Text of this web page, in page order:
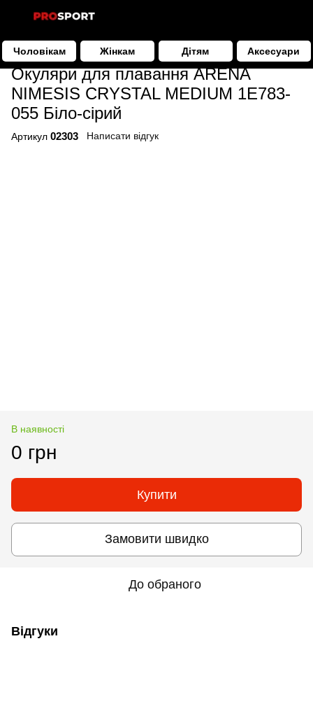
Чоловікам Жінкам Дітям Аксесуари
Аксесуари Окуляри та маски для плавання Окуляри для
Окуляри для плавання ARENA
NIMESIS CRYSTAL MEDIUM 1E783-
055 Біло-сірий
Артикул 02303 Написати відгук
В наявності
0 грн
Купити
Замовити швидко
До обраного
Відгуки